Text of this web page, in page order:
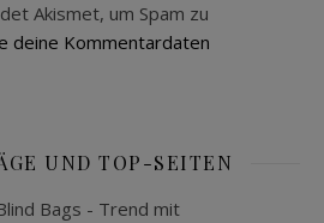
Akismet, um Spam zu
deine Kommentardaten
UND TOP-SEITEN
Bags - Trend mit